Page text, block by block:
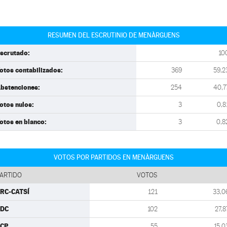
RESUMEN DEL ESCRUTINIO DE MENÀRGUENS
contabilizados: 369
254
nulos: 3
en blanco: 3
VOTOS POR PARTIDOS EN MENÀRGUENS
VOTOS
CATSÍ 121
102